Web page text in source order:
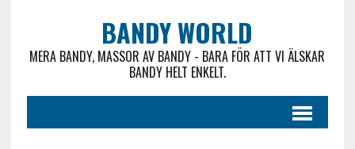
BANDY WORLD
MERA BANDY, MASSOR AV BANDY - BARA FÖR ATT VI ÄLSKAR
BANDY HELT ENKELT.